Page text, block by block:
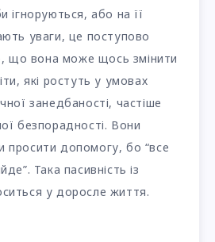
ігноруються, або на її
уваги, це поступово
що вона може щось змінити
які ростуть у умовах
занедбаності, частіше
безпорадності. Вони
просити допомогу, бо “все
Така пасивність із
у доросле життя.